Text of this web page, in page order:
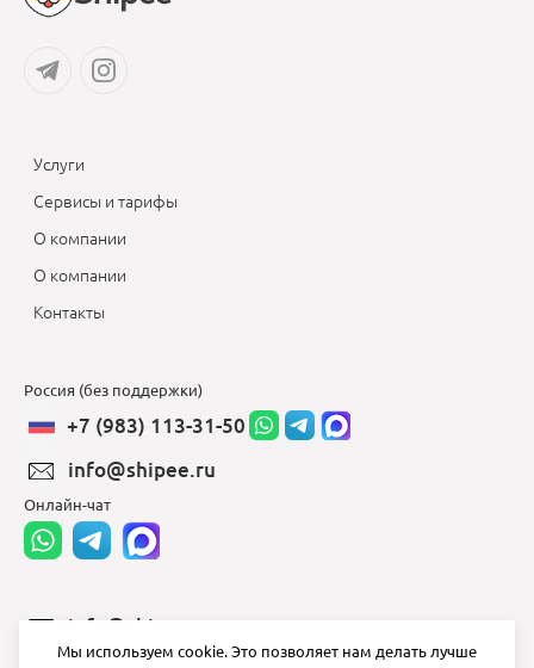
Услуги
Сервисы и тарифы
О компании
О компании
Контакты
Россия (без поддержки)
+7 (983) 113-31-50
info@shipee.ru
Онлайн-чат
info@shipee.ru
Мы используем cookie. Это позволяет нам делать лучше